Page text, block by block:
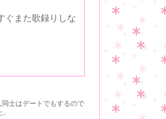
ぐまた歌録りしな
士はデートでもするので